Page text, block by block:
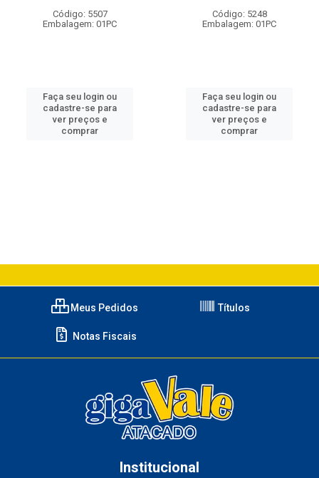
Código: 5507
Embalagem: 01PC
Faça seu login ou
cadastre-se para
ver preços e
comprar
Código: 5248
Embalagem: 01PC
Faça seu login ou
cadastre-se para
ver preços e
comprar
Meus Pedidos Títulos
Notas Fiscais
Institucional